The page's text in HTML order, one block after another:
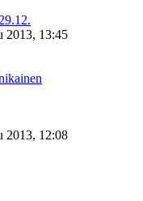
2013, 13:45
2013, 12:08